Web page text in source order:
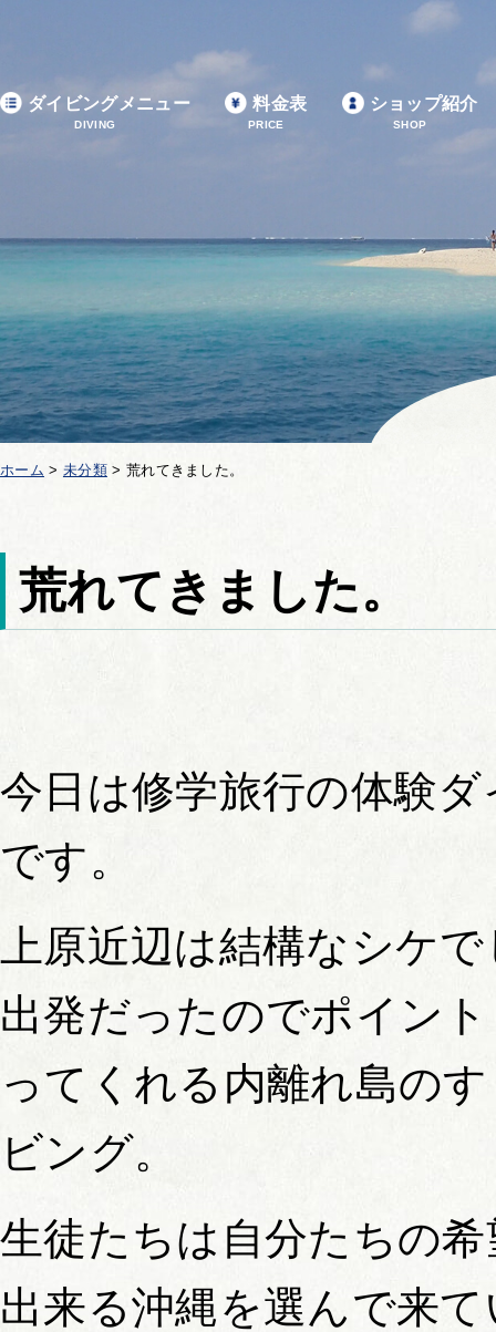
ダイビングメニュー
DIVING
料金表
PRICE
ショップ紹介
SHOP
ホーム > 未分類> 荒れてきました。
荒れてきました。
今日は修学旅行の体験
です。
上原近辺は結構なシケ
出発だったのでポイン
ってくれる内離れ島の
ビング。
生徒たちは自分たちの
出来る沖縄を選んで来